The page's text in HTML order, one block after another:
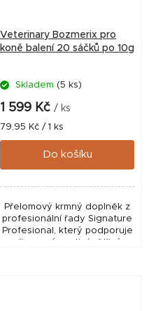
Veterinary Bozmerix pro
koně balení 20 sáčků po 10g
Skladem (5 ks)
1 599 Kč / ks
Měrná
cena:
79,95 Kč / 1 ks
Do košíku
Přelomový krmný doplněk z
profesionální řady Signature
Profesional, který podporuje
přirozené protizánětlivé